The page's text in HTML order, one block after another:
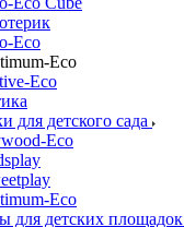
Eco
Еco
Eco
для детского сада
Eco
Еco
для детских площадок